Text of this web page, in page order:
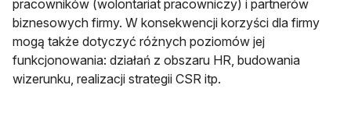
pracowników (wolontariat pracowniczy) i partnerów
biznesowych firmy. W konsekwencji korzyści dla firmy
mogą także dotyczyć różnych poziomów jej
funkcjonowania: działań z obszaru HR, budowania
wizerunku, realizacji strategii CSR itp.